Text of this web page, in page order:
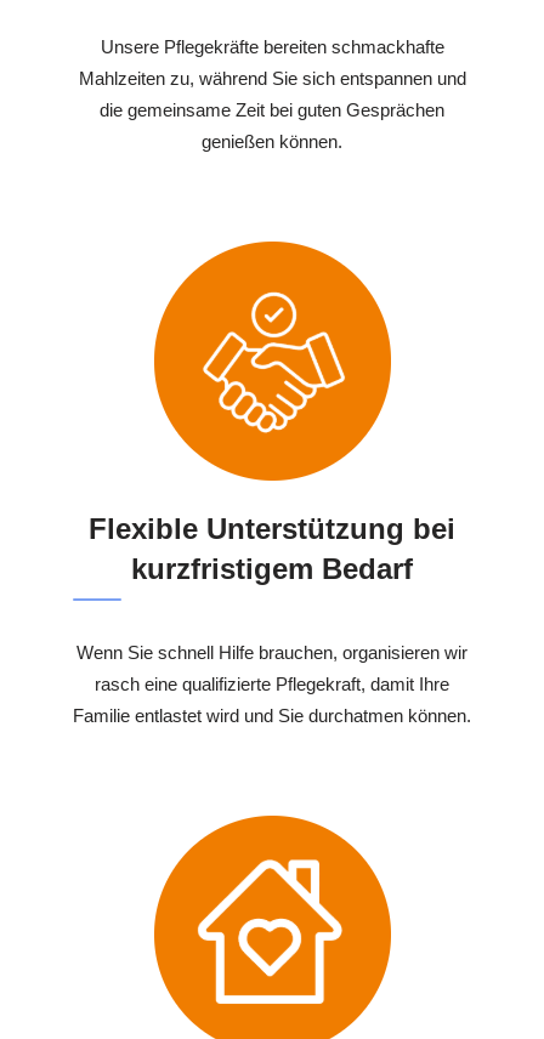
Unsere Pflegekräfte bereiten schmackhafte
Mahlzeiten zu, während Sie sich entspannen und
die gemeinsame Zeit bei guten Gesprächen
genießen können.
Flexible Unterstützung bei
kurzfristigem Bedarf
Wenn Sie schnell Hilfe brauchen, organisieren wir
rasch eine qualifizierte Pflegekraft, damit Ihre
Familie entlastet wird und Sie durchatmen können.